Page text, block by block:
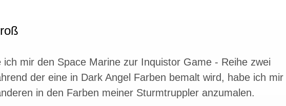
ich mir den Space Marine zur Inquistor Game - Reihe zwei
der eine in Dark Angel Farben bemalt wird, habe ich mir
in den Farben meiner Sturmtruppler anzumalen.